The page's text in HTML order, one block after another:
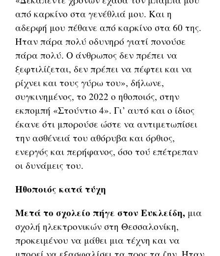
από καρκίνο στα γενέθλιά μου. Και η
αδερφή μου πέθανε από καρκίνο στα 60 της.
Ήταν πάρα πολύ οδυνηρό γιατί πονούσε
πάρα πολύ. Ο άνθρωπος δεν πρέπει να
ξεφτιλίζεται, δεν πρέπει να πέφτει και να
ρίχνει και τους γύρω του», δήλωνε,
συγκινημένος, το 2022 ο ηθοποιός, στην
εκπομπή «Στούντιο 4». Γι’ αυτό και ο ίδιος
έκανε ότι μπορούσε ώστε να αντιμετωπίσει
την ασθένειά του αθόρυβα και όρθιος,
ενεργός και περήφανος, όσο τού επέτρεπαν
οι δυνάμεις του.
Ηθοποιός κατά τύχη
Μετά το σχολείο πήγε στον Ευκλείδη, μια
σχολή ηλεκτρονικών στη Θεσσαλονίκη,
προκειμένου να μάθει μια τέχνη και να
μπορεί να εξασφαλίσει τα προς τα ζην. Ήταν